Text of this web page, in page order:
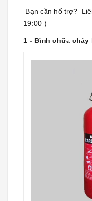
Bạn cần hổ trợ?
19:00 )
1 - Bình chữa cháy